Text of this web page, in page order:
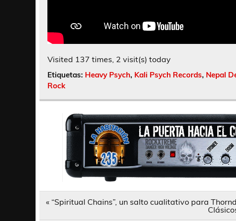
Visited 137 times, 2 visit(s) today
Etiquetas: Heavy Psych, Kali Psych Records, Nepal
Rock
Navegación
« “Spiritual Chains”, un salto cualitativo para